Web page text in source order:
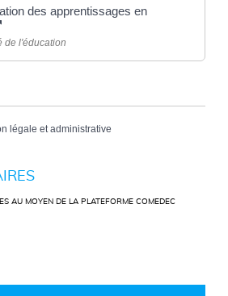
des apprentissages en
de l'éducation
légale et administrative
AU MOYEN DE LA PLATEFORME COMEDEC